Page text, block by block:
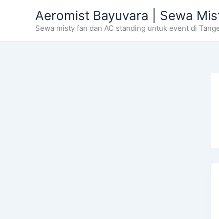
Aeromist Bayuvara | Sewa
Sewa misty fan dan AC standing untuk event di